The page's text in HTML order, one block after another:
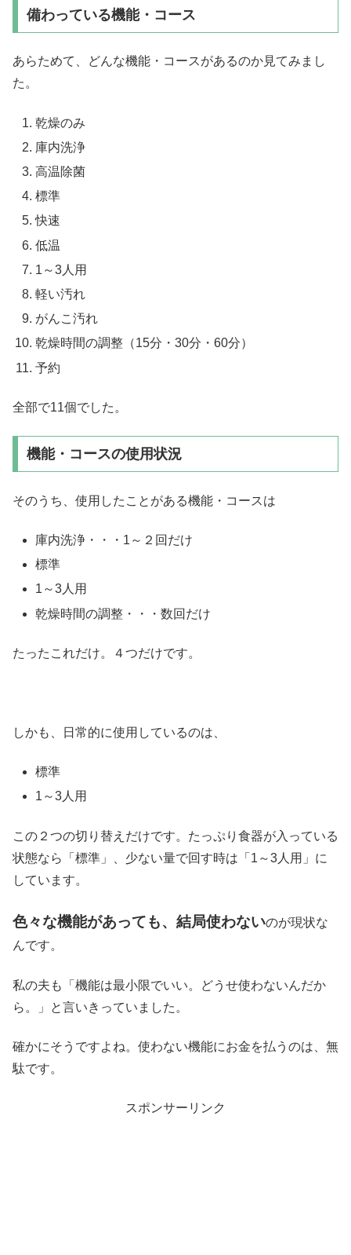
備わっている機能・コース
あらためて、どんな機能・コースがあるのか見てみまし
た。
乾燥のみ
庫内洗浄
高温除菌
標準
快速
低温
1～3人用
軽い汚れ
がんこ汚れ
乾燥時間の調整（15分・30分・60分）
予約
全部で11個でした。
機能・コースの使用状況
そのうち、使用したことがある機能・コースは
庫内洗浄・・・1～２回だけ
標準
1～3人用
乾燥時間の調整・・・数回だけ
たったこれだけ。４つだけです。
しかも、日常的に使用しているのは、
標準
1～3人用
この２つの切り替えだけです。たっぷり食器が入っている
状態なら「標準」、少ない量で回す時は「1～3人用」に
しています。
色々な機能があっても、結局使わないのが現状な
んです。
私の夫も「機能は最小限でいい。どうせ使わないんだか
ら。」と言いきっていました。
確かにそうですよね。使わない機能にお金を払うのは、無
駄です。
スポンサーリンク